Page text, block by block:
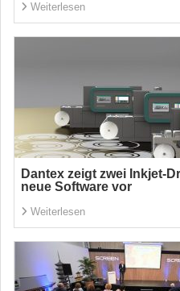
Weiterlesen
Dantex zeigt zwei Inkjet-
neue Software vor
Weiterlesen